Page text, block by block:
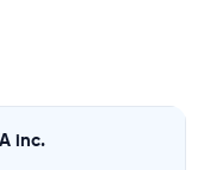
inc.